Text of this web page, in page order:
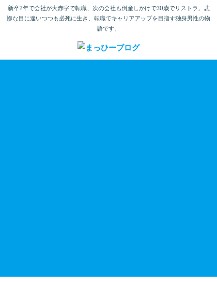
新卒2年で会社が大赤字で転職、次の会社も倒産しかけで30歳でリストラ。悲
惨な目に逢いつつも必死に生き、転職でキャリアアップを目指す独身男性の物
語です。